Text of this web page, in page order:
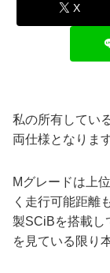
X
私の所有してい
両仕様となります
Mグレードは上
く走行可能距離
製SCiBを搭載し
を見ている限り